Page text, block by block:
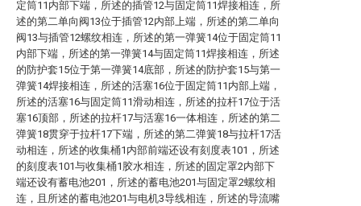
定筒11内部下端，所述的插管12与固定筒11焊接相连，所
述的第二单向阀13位于插管12内部上端，所述的第二单向
阀13与插管12螺纹相连，所述的第一弹簧14位于固定筒11
内部下端，所述的第一弹簧14与固定筒11焊接相连，所述
的防护套15位于第一弹簧14底部，所述的防护套15与第一
弹簧14焊接相连，所述的活塞16位于固定筒11内部上端，
所述的活塞16与固定筒11滑动相连，所述的拉杆17位于活
塞16顶部，所述的拉杆17与活塞16一体相连，所述的第二
弹簧18贯穿于拉杆17下端，所述的第二弹簧18与拉杆17活
动相连，所述的收集桶1内部前端还设有刻度表101，所述
的刻度表101与收集桶1胶水相连，所述的固定罩2内部下
端还设有蓄电池201，所述的蓄电池201与固定罩2螺纹相
连，且所述的蓄电池201与电机3导线相连，所述的导流嘴